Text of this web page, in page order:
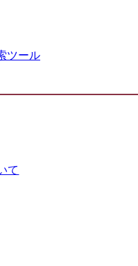
ツール
て